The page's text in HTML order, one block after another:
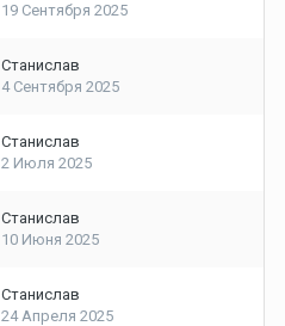
19 Сентября 2025
Станислав
4 Сентября 2025
Станислав
2 Июля 2025
Станислав
10 Июня 2025
Станислав
24 Апреля 2025